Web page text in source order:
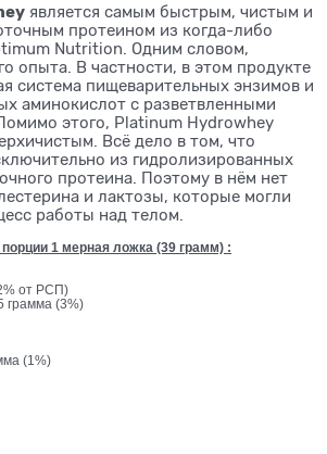
является самым быстрым, чистым и
протеином из когда-либо
Nutrition. Одним словом,
опыта. В частности, в этом продукте
система пищеварительных энзимов и
аминокислот с разветвленными
этого, Platinum Hydrowhey
Всё дело в том, что
из гидролизированных
протеина. Поэтому в нём нет
и лактозы, которые могли
работы над телом.
1 мерная ложка (39 грамм) :
от РСП)
(3%)
(1%)